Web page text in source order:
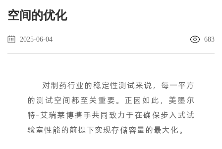
空间的优化
2025-06-04 683
对制药行业的稳定性测试来说，每一平方
的测试空间都至关重要。正因如此，美墨尔
特-艾瑞莱博携手共同致力于在确保步入式试
验室性能的前提下实现存储容量的最大化。